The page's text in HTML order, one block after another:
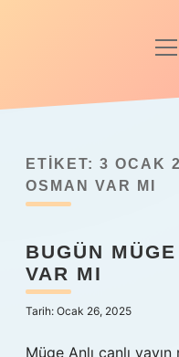
Anasayfa
Yasal Uyarı
ETIKET: 3 OCAK
OSMAN VAR MI
BUGÜN
VAR MI
Tarih: Ocak 26, 2025
Müge Anlı canlı